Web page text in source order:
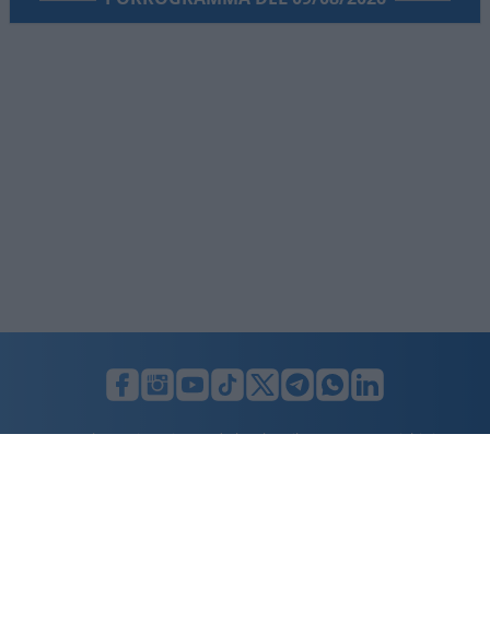
LUNIFIN S.r.l. a socio unico. Sede legale Milano, Largo F. Richini, 2/A,